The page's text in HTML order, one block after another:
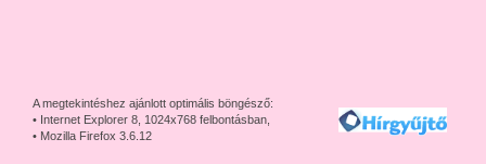
A megtekintéshez ajánlott optimális böngésző:
• Internet Explorer 8, 1024x768 felbontásban,
• Mozilla Firefox 3.6.12